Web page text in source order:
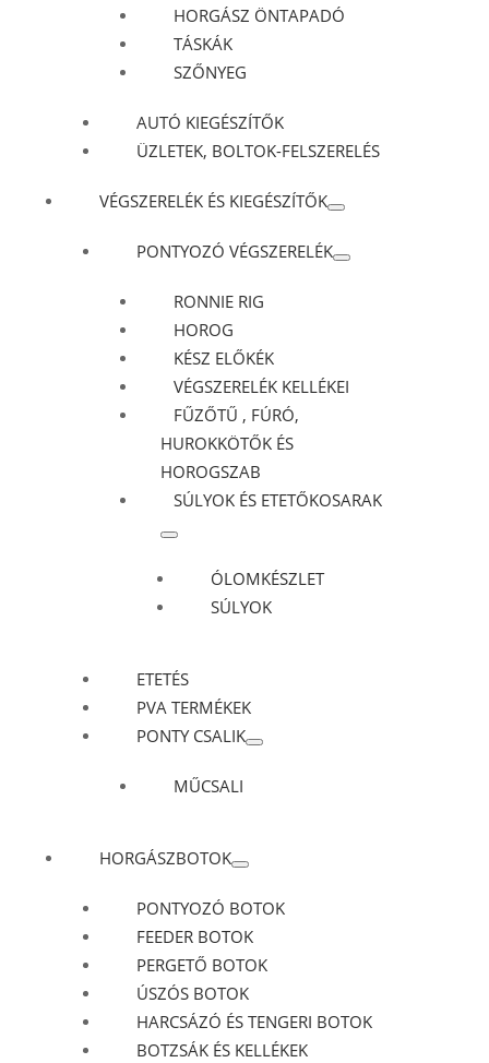
HORGÁSZ ÖNTAPADÓ
TÁSKÁK
SZŐNYEG
AUTÓ KIEGÉSZÍTŐK
ÜZLETEK, BOLTOK-FELSZERELÉS
VÉGSZERELÉK ÉS KIEGÉSZÍTŐK
PONTYOZÓ VÉGSZERELÉK
RONNIE RIG
HOROG
KÉSZ ELŐKÉK
VÉGSZERELÉK KELLÉKEI
FŰZŐTŰ , FÚRÓ,
HUROKKÖTŐK ÉS
HOROGSZAB
SÚLYOK ÉS ETETŐKOSARAK
ÓLOMKÉSZLET
SÚLYOK
ETETÉS
PVA TERMÉKEK
PONTY CSALIK
MŰCSALI
HORGÁSZBOTOK
PONTYOZÓ BOTOK
FEEDER BOTOK
PERGETŐ BOTOK
ÚSZÓS BOTOK
HARCSÁZÓ ÉS TENGERI BOTOK
BOTZSÁK ÉS KELLÉKEK